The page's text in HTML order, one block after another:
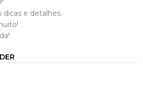
dicas e detalhes.